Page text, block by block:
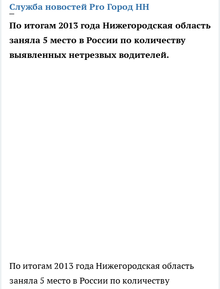
Служба новостей Pro Город НН
По итогам 2013 года Нижегородская область
заняла 5 место в России по количеству
выявленных нетрезвых водителей.
По итогам 2013 года Нижегородская область
заняла 5 место в России по количеству